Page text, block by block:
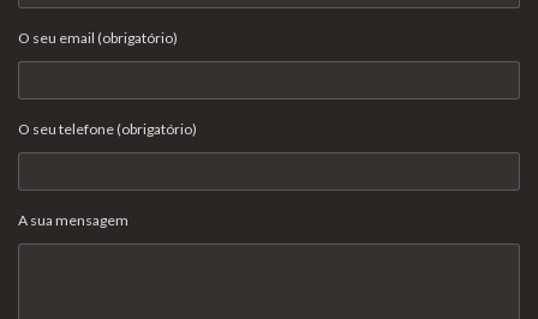
O seu email (obrigatório)
O seu telefone (obrigatório)
A sua mensagem